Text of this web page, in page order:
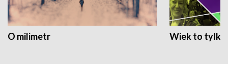
O milimetr Wiek to tylko